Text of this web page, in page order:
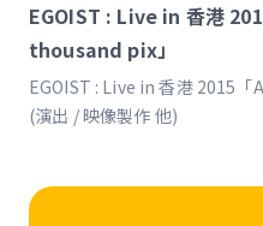
EGOIST : Live in 香港
thousand pix」
EGOIST : Live in 香港 2015
(演出 / 映像製作 他)